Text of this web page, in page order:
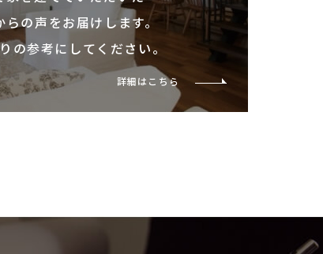
の声をお届けします。
の参考にしてください。
詳細はこちら